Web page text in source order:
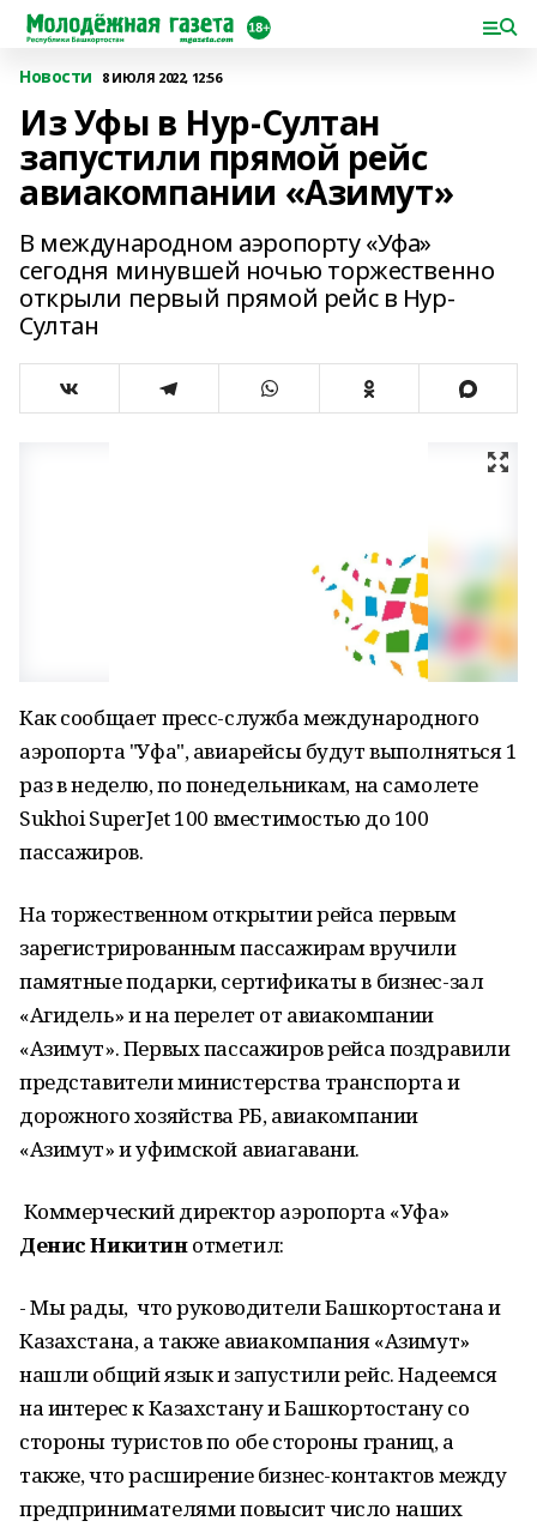
Новости 8 ИЮЛЯ 2022, 12:56
Из Уфы в Нур-Султан
запустили прямой рейс
авиакомпании «Азимут»
В международном аэропорту «Уфа»
сегодня минувшей ночью торжественно
открыли первый прямой рейс в Нур-
Султан
Как сообщает пресс-служба международного
аэропорта "Уфа", авиарейсы будут выполняться 1
раз в неделю, по понедельникам, на самолете
Sukhoi SuperJet 100 вместимостью до 100
пассажиров.
На торжественном открытии рейса первым
зарегистрированным пассажирам вручили
памятные подарки, сертификаты в бизнес-зал
«Агидель» и на перелет от авиакомпании
«Азимут». Первых пассажиров рейса поздравили
представители министерства транспорта и
дорожного хозяйства РБ, авиакомпании
«Азимут» и уфимской авиагавани.
Коммерческий директор аэропорта «Уфа»
Денис Никитинотметил:
- Мы рады, что руководители Башкортостана и
Казахстана, а также авиакомпания «Азимут»
нашли общий язык и запустили рейс. Надеемся
на интерес к Казахстану и Башкортостану со
стороны туристов по обе стороны границ, а
также, что расширение бизнес-контактов между
предпринимателями повысит число наших